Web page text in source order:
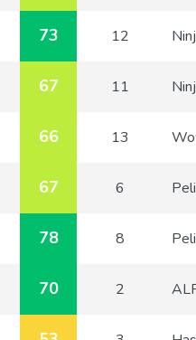
73 12
67 11
66 13
67 6
78 8
70 2